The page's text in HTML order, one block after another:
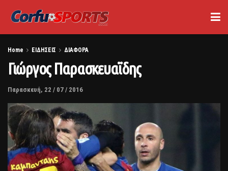
Home ΕΙΔΗΣΕΙΣ ΔΙΑΦΟΡΑ
Γιώργος Παρασκευαϊδης
Παρασκευή, 22 / 07 / 2016